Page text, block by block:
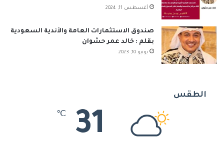
أغسطس 11, 2024
صندوق الاستثمارات العامة والأندية السعودية
بقلم : خالد عمر حشوان
يونيو 10, 2023
الطقس
31
℃